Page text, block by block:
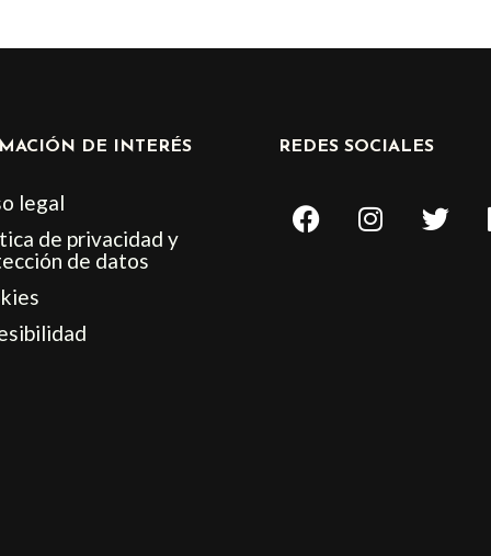
DE INTERÉS
legal
de privacidad y
de datos
REDES SOCIALES
F
a
I
n
T
w